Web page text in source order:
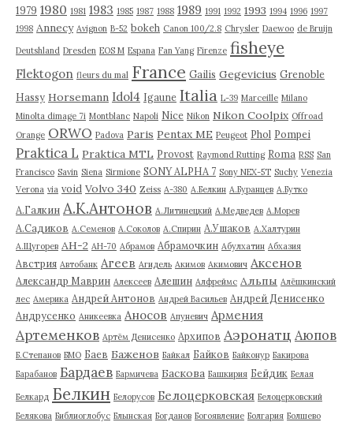
1979 1980 1981 1983 1985 1987 1988 1989 1991 1992 1993 1994 1996 1997
1998 Annecy Avignon B-52 bokeh Canon 100/2.8 Chrysler Daewoo de Bruijn
Deutshland Dresden EOS M Espana Fan Yang Firenze fisheye
Flektogon fleurs du mal France Gailis Gegevicius Grenoble
Hassy Horsemann Idol4 Igaune Italia L-39 Marceille Milano
Minolta dimage 7i Montblanc Napoli Nice Nikon Nikon Coolpix Offroad
Orange ORWO Padova Paris Pentax ME Peugeot Phol Pompei
Praktica L Praktica MTL Provost Raymond Rutting Roma RSS San
Francisco Savin Siena Sirmione SONY ALPHA 7 Sony NEX-5T Suchy Venezia
Verona via void Volvo 340 Zeiss А-380 А.Белкин А.Буранцев А.Бутко
А.Галкин А.К.Антонов А.Литинецкий А.Медведев А.Морев
А.Садиков А.Семенов А.Соколов А.Спирин А.Ушаков А.Халтурин
А.Щугорев АН-2 АН-70 Абрамов Абрамочкин Абулхатин Абхазия
Австрия Автобанк Агеев Агидель Акимов Акимович Аксенов
Александр Маврин Алексеев Алешин Алфреймс Альпы Алёшкинский
лес Америка Андрей Антонов Андрей Васильев Андрей Денисенко
Андрусенко Аникеевка Аносов Апуневич Армения
Артеменков Артём Денисенко Архипов Аэронатц Аюпов
Б.Степанов БМО Баев Баженов Байкал Байков Байконур Бакирова
Барабанов Бардаев Бармичева Баскова Башкирия Бейдик Белая
Белкард Белкин Белорусов Белоцерковская Белоцерковский
Белякова Библиоглобус Блынская Богданов Богоявление Болгария Болшево